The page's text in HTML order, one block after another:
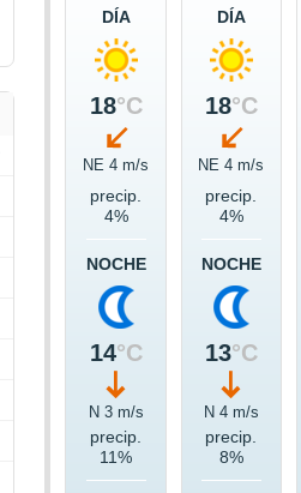
DÍA
18°C
NE 4 m/s
precip.
4%
NOCHE
14°C
N 3 m/s
precip.
11%
DÍA
18°C
NE 4 m/s
precip.
4%
NOCHE
13°C
N 4 m/s
precip.
8%